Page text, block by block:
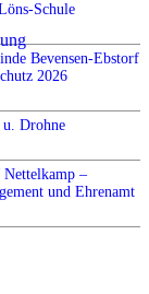
Schule
Bevensen-Ebstorf
2026
u. Drohne
Nettelkamp –
und Ehrenamt